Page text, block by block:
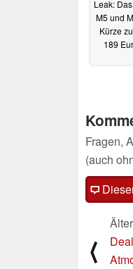
Leak:
M5 und
Kürze
189
Fragen,
(auch
⟨